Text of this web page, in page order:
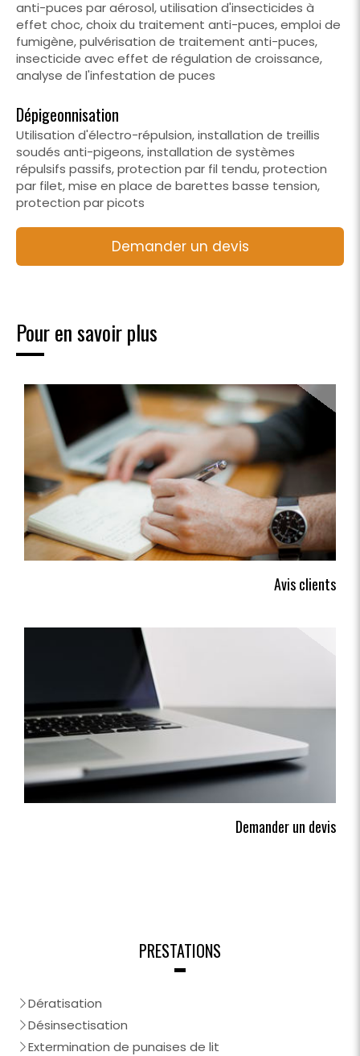
anti-puces par aérosol, utilisation d'insecticides à
effet choc, choix du traitement anti-puces, emploi de
fumigène, pulvérisation de traitement anti-puces,
insecticide avec effet de régulation de croissance,
analyse de l'infestation de puces
Dépigeonnisation
Utilisation d'électro-répulsion, installation de treillis
soudés anti-pigeons, installation de systèmes
répulsifs passifs, protection par fil tendu, protection
par filet, mise en place de barettes basse tension,
protection par picots
Demander un devis
Pour en savoir plus
Avis clients
Demander un devis
PRESTATIONS
Dératisation
Désinsectisation
Extermination de punaises de lit